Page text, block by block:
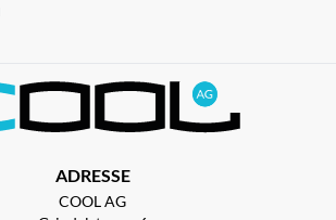
ADRESSE
COOL AG